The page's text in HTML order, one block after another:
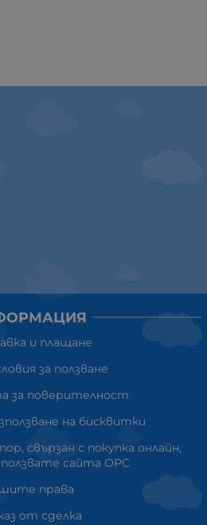
и плащане
за ползване
за поверителност
на бисквитки
свързан с покупка онлайн,
сайта ОРС
права
от сделка